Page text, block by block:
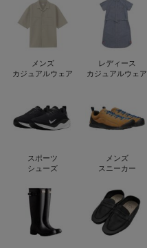
メンズ
カジュアルウェア
レディース
カジュアルウェア
スポーツ
シューズ
メンズ
スニーカー